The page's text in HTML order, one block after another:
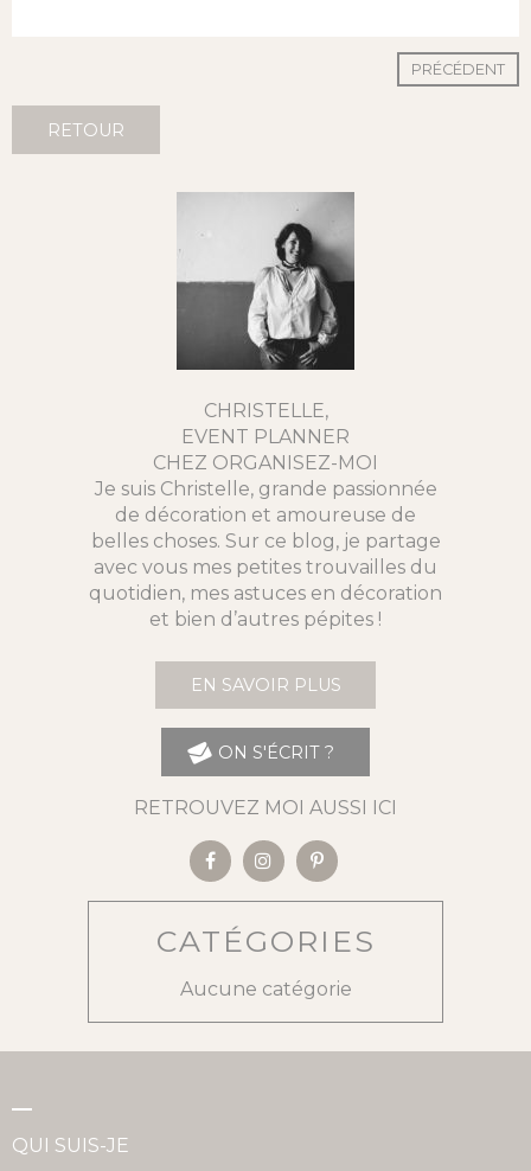
PRÉCÉDENT
RETOUR
CHRISTELLE,
EVENT PLANNER
CHEZ ORGANISEZ-MOI
Je suis Christelle, grande passionnée
de décoration et amoureuse de
belles choses. Sur ce blog, je partage
avec vous mes petites trouvailles du
quotidien, mes astuces en décoration
et bien d’autres pépites !
EN SAVOIR PLUS
ON S'ÉCRIT ?
RETROUVEZ MOI AUSSI ICI
CATÉGORIES
Aucune catégorie
QUI SUIS-JE